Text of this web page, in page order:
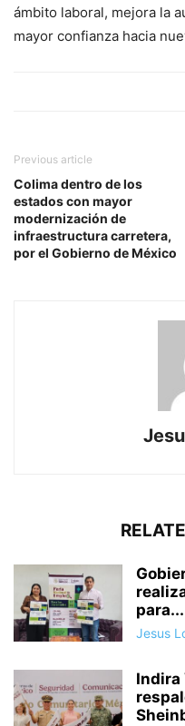
ámbito laboral, mejora la
mayor confianza hacia
Previous article
Colima dentro de los
estados con mayor
modernización de
infraestructura carretera,
por el Gobierno de México
para...
Jesus
Indira